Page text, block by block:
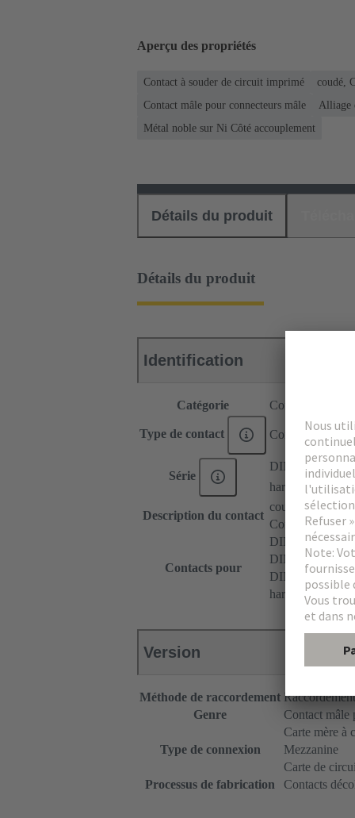
Aperçu des propriétés
Contact à souder de circuit imprimé coudé,
Contact mâle pour connecteurs mâle
Alliage
Métal noble sur Ni Côté accouplement
Détails du produit
Détails du produit
Identification
Catégorie Contacts
Type de contact Contact à
Série
DIN 41612
har-modular®
Description du contact
coudé
Contact
Contacts pour
DIN 41612
DIN 41612
DIN 41612
har-modular®
Version
Méthode de raccordement
Genre
Contact mâle
Type de connexion
Carte mère à
Mezzanine
Carte de
Processus de fabrication
Contacts